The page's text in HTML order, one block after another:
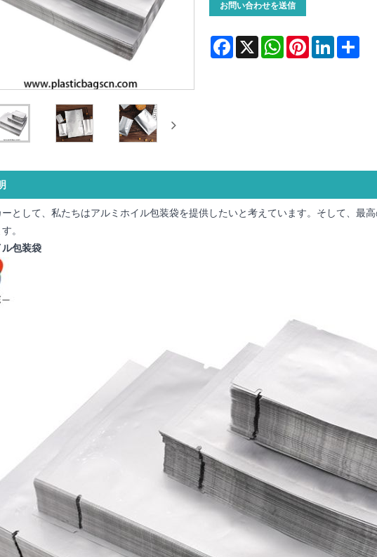
お問い合わせを送信
Facebook
X WhatsAppPinterestLinkedIn
として、私たちはアルミホイル包装袋を提供したいと考えています。そして、最
。
包装袋